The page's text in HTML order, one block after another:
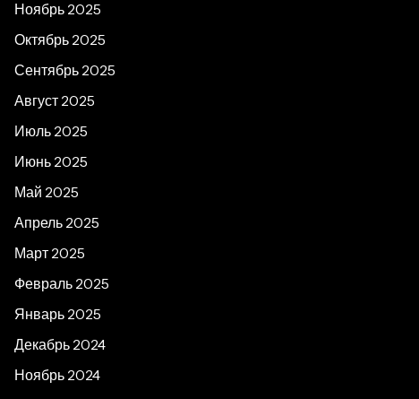
Ноябрь 2025
Октябрь 2025
Сентябрь 2025
Август 2025
Июль 2025
Июнь 2025
Май 2025
Апрель 2025
Март 2025
Февраль 2025
Январь 2025
Декабрь 2024
Ноябрь 2024